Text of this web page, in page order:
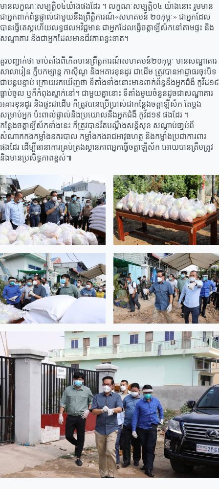
មានលក្ខណៈសម្បត្តិ០៤យ៉ាងផងដែរ ។ លក្ខណៈសម្បត្តិ០៤ យ៉ាងនោះ រួមមាន
ជាអ្នកពាក់ព័ន្ធផ្ទាល់ជាមួយនឹងព្រឹត្តិការណ៍«សហគមន៍ ២០កុម្ភៈ» ជាអ្នកដែល
បានធ្វើតេស្តហើយលទ្ធផលអវិជ្ជមាន ជាអ្នកដែលធ្វើចត្តាឡីស័កនៅតាមផ្ទះ និង
សណ្ឋាគារ និងជាអ្នកដែលមានជីវភាពខ្វះខាត។
គួរបញ្ជាក់ថា ចាប់តាំងពីកើតមានព្រឹត្តការណ៍សហគមន៍២០កុម្ភៈ មានសណ្ឋាគារ
សាលារៀន ក្លឹបកម្សាន្ត កាស៊ីណូ និងអគារខុនដូរ ជាដើម ត្រូវបានអាជ្ញាធរចុះបិទ
ជាបន្តបន្ទាប់ ក្រោយរកឃើញថា ទីតាំងទាំងនោះមានពាក់ព័ន្ធនឹងអ្នកជំងឺ កូវីដ១៩
ធ្លាប់ចូល ឬក៏កំពុងស្នាក់នៅ។ ជាមួយគ្នានោះ ទីតាំងមួយចំនួនដូចជាសណ្ឋាគារ
អគារខុនដូរ និងផ្ទះជាដើម ក៏ត្រូវបានប្រើប្រាស់ជាកន្លែងចត្តាឡីស័ក តែម្តង
សម្រាប់អ្នក ប៉ះពាល់ផ្ទាល់និងប្រយោលនឹងអ្នកជំងឺ កូវីដ១៩ ផងដែរ ។
កន្លែងចត្តាឡីស័កទាំងនេះ ក៏ត្រូវបានរឹតបណ្តឹងសន្តិសុខ សណ្តាប់ធា្នប់ពី
សំណាកកងកម្លាំងនគរបាល កម្លាំងកងរាជអាវុធហត្ថ និងកម្លាំងប្រជាការពារ
ផងដែរ ដើម្បីធានាការគ្រប់គ្រងស្ថានភាពអ្នកធ្វើចត្តាឡីស័ក អោយបានត្រឹមត្រូវ
និងមានប្រសិទ្ធភាពខ្ពស់៕